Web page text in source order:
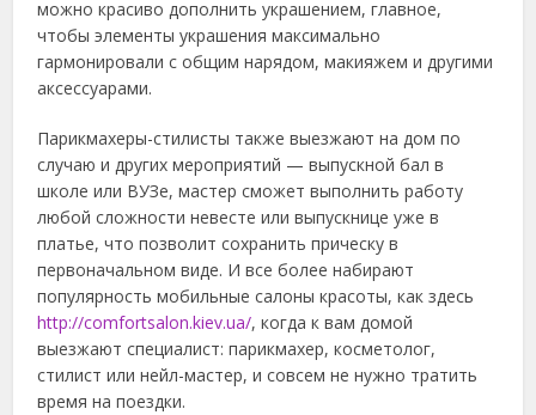
можно красиво дополнить украшением, главное,
чтобы элементы украшения максимально
гармонировали с общим нарядом, макияжем и другими
аксессуарами.
Парикмахеры-стилисты также выезжают на дом по
случаю и других мероприятий — выпускной бал в
школе или ВУЗе, мастер сможет выполнить работу
любой сложности невесте или выпускнице уже в
платье, что позволит сохранить прическу в
первоначальном виде. И все более набирают
популярность мобильные салоны красоты, как здесь
http://comfortsalon.kiev.ua/, когда к вам домой
выезжают специалист: парикмахер, косметолог,
стилист или нейл-мастер, и совсем не нужно тратить
время на поездки.